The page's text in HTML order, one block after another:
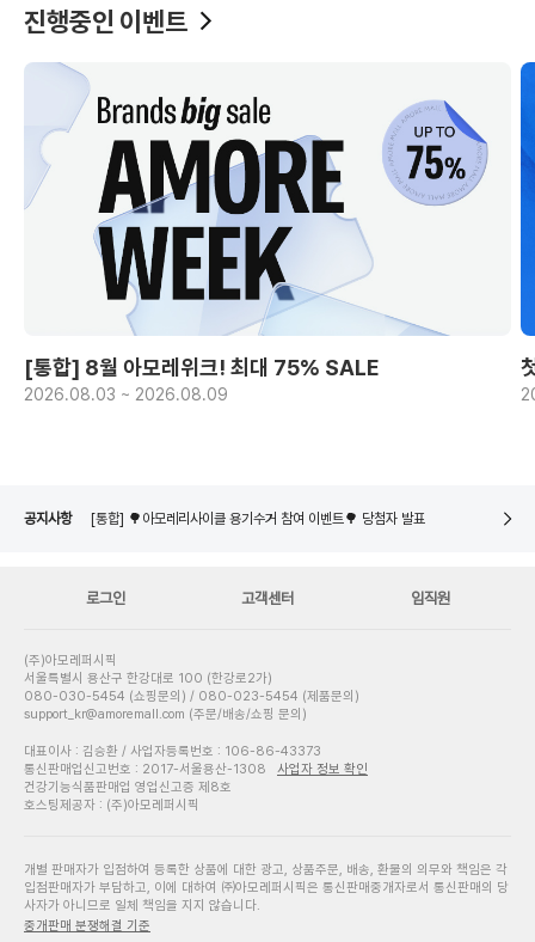
진행중인 이벤트
[통합] 8월 아모레위크! 최대 75% SALE
2026.08.03 ~ 2026.08.09
공지사항
로그인 고객센터 임직원
(주)아모레퍼시픽
서울특별시 용산구 한강대로 100 (한강로2가)
080-030-5454 (쇼핑문의) / 080-023-5454 (제품문의)
support_kr@amoremall.com (주문/배송/쇼핑 문의)
대표이사 : 김승환 / 사업자등록번호 : 106-86-43373
통신판매업신고번호 : 2017-서울용산-1308
사업자 정보 확인
건강기능식품판매업 영업신고증 제8호
호스팅제공자 : (주)아모레퍼시픽
개별 판매자가 입점하여 등록한 상품에 대한 광고, 상품주문, 배송, 환불의 의무와 책임은 각
입점판매자가 부담하고, 이에 대하여 ㈜아모레퍼시픽은 통신판매중개자로서 통신판매의 당
사자가 아니므로 일체 책임을 지지 않습니다.
중개판매 분쟁해결 기준